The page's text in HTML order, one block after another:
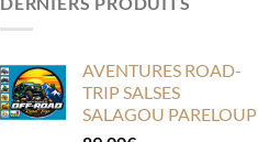
AVENTURES ROAD-
TRIP SALSES
SALAGOU PARELOUP